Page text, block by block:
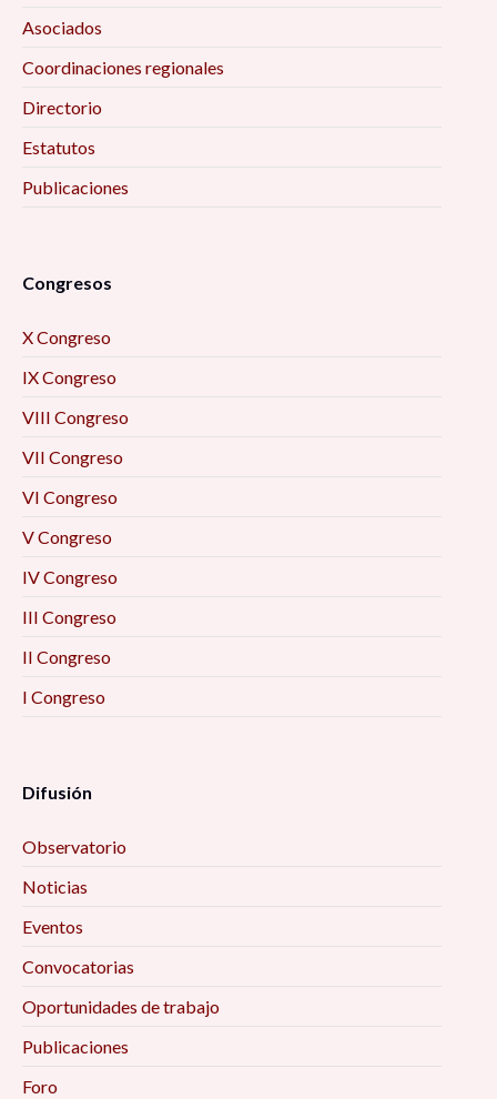
Asociados
Coordinaciones regionales
Directorio
Estatutos
Publicaciones
Congresos
X Congreso
IX Congreso
VIII Congreso
VII Congreso
VI Congreso
V Congreso
IV Congreso
III Congreso
II Congreso
I Congreso
Difusión
Observatorio
Noticias
Eventos
Convocatorias
Oportunidades de trabajo
Publicaciones
Foro